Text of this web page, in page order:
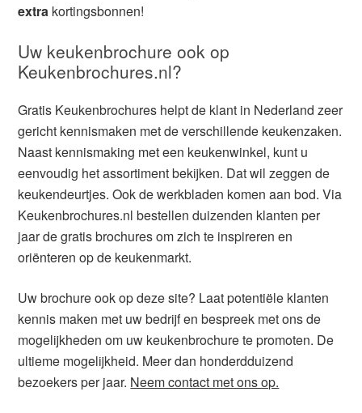
extra kortingsbonnen!
Uw keukenbrochure ook op
Keukenbrochures.nl?
Gratis Keukenbrochures helpt de klant in Nederland zeer
gericht kennismaken met de verschillende keukenzaken.
Naast kennismaking met een keukenwinkel, kunt u
eenvoudig het assortiment bekijken. Dat wil zeggen de
keukendeurtjes. Ook de werkbladen komen aan bod. Via
Keukenbrochures.nl bestellen duizenden klanten per
jaar de gratis brochures om zich te inspireren en
oriënteren op de keukenmarkt.
Uw brochure ook op deze site? Laat potentiële klanten
kennis maken met uw bedrijf en bespreek met ons de
mogelijkheden om uw keukenbrochure te promoten. De
ultieme mogelijkheid. Meer dan honderdduizend
bezoekers per jaar. Neem contact met ons op.